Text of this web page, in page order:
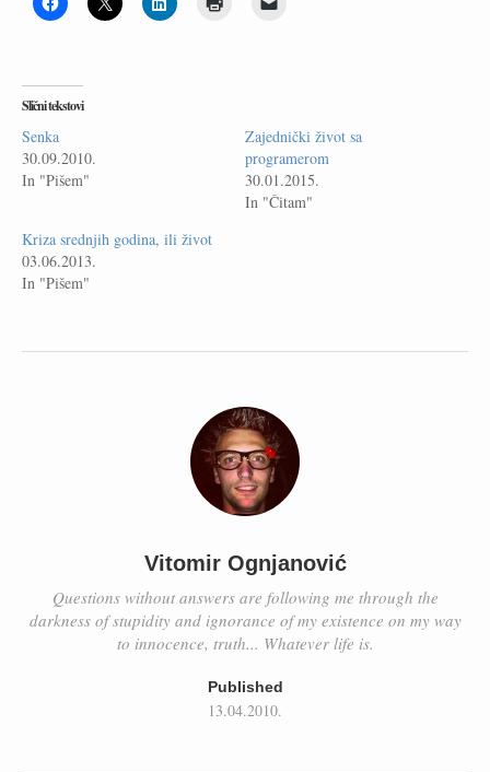
Slični tekstovi
Senka
30.09.2010.
In "Pišem"
Zajednički život sa
programerom
30.01.2015.
In "Čitam"
Kriza srednjih godina, ili život
03.06.2013.
In "Pišem"
Vitomir Ognjanović
Questions without answers are following me through the
darkness of stupidity and ignorance of my existence on my way
to innocence, truth... Whatever life is.
Published
13.04.2010.